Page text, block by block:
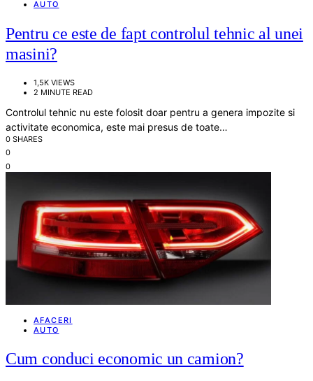
AUTO
Pentru ce este de fapt controlul tehnic al unei
masini?
1,5K VIEWS
2 MINUTE READ
Controlul tehnic nu este folosit doar pentru a genera impozite si
activitate economica, este mai presus de toate…
0 SHARES
0
0
AFACERI
AUTO
Cum conduci economic un camion?